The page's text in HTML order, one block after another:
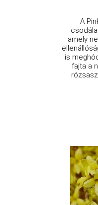
A
amely
is
fajta a